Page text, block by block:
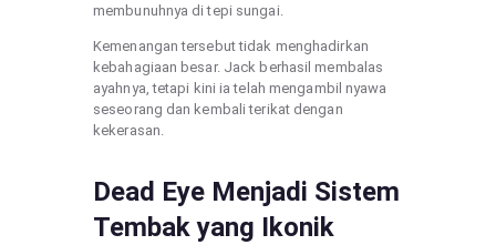
membunuhnya di tepi sungai.
Kemenangan tersebut tidak menghadirkan
kebahagiaan besar. Jack berhasil membalas
ayahnya, tetapi kini ia telah mengambil nyawa
seseorang dan kembali terikat dengan
kekerasan.
Dead Eye Menjadi Sistem
Tembak yang Ikonik